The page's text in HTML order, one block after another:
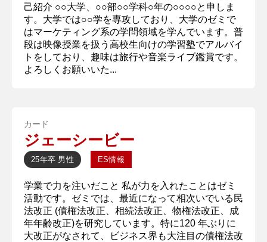
己紹介 ○○大学、○○部○○学科○年の○○○○と申しま
す。大学では○○学を専攻しており、大学のゼミで
はマーケティング系の学問領域を学んでいます。普
段は映像授業を扱う高校生向けの学習塾でアルバイ
トをしており、趣味は旅行や音楽ライブ鑑賞です。
よろしくお願いいた...
カード
ジェーシービー
25年卒 男性 ES情報
学業で力を注いだこと 私が力を入れたことはゼミ
活動です。ゼミでは、最近になって相次いでいる民
法改正 (債権法改正、相続法改正、物権法改正、成
年年齢改正)を研究しています。特に120 年ぶりに
大改正がなされて、ビジネス界も大注目の債権法改